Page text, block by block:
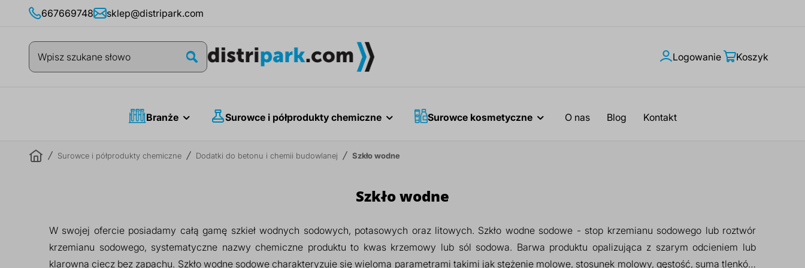
Przejdź
treści
667669748 sklep@distripark.com
Szukaj
Szukaj Logowanie
Moje
Koszyk
Branże Surowce i półprodukty chemiczne Surowce kosmetyczne O nas Blog Kontakt
Surowce i półprodukty chemiczne Dodatki do betonu i chemii budowlanej Szkło wodne
Szkło wodne
W swojej ofercie posiadamy całą gamę szkieł wodnych sodowych, potasowych oraz litowych. Szkło wodne sodowe - stop krzemianu sodowego lub roztwór
krzemianu sodowego, systematyczne nazwy chemiczne produktu to kwas krzemowy lub sól sodowa. Barwa produktu opalizująca z szarym odcieniem lub
klarowna ciecz bez zapachu. Szkło wodne sodowe charakteryzuje się wieloma parametrami takimi jak stężenie molowe, stosunek molowy, gęstość, suma tlenków